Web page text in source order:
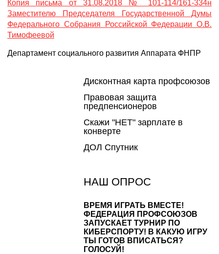
Копия письма от 31.08.2018 № 101-114/161-334н
Заместителю Председателя Государственной Думы
Федерального Собрания Российской Федерации О.В.
Тимофеевой
Департамент социального развития Аппарата ФНПР
Дисконтная карта профсоюзов
Правовая защита
предпенсионеров
Скажи "НЕТ" зарплате в
конверте
ДОЛ Спутник
НАШ ОПРОС
ВРЕМЯ ИГРАТЬ ВМЕСТЕ!
ФЕДЕРАЦИЯ ПРОФСОЮЗОВ
ЗАПУСКАЕТ ТУРНИР ПО
КИБЕРСПОРТУ! В КАКУЮ ИГРУ
ТЫ ГОТОВ ВПИСАТЬСЯ?
ГОЛОСУЙ!